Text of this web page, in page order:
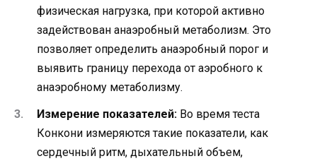
физическая нагрузка, при которой активно
задействован анаэробный метаболизм. Это
позволяет определить анаэробный порог и
выявить границу перехода от аэробного к
анаэробному метаболизму.
Измерение показателей: Во время теста
Конкони измеряются такие показатели, как
сердечный ритм, дыхательный объем,